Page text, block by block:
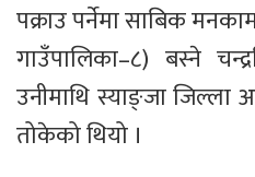
पक्राउ पर्नेमा साबिक
गाउँपालिका–८) बस्ने
उनीमाथि स्याङ्जा
तोकेको थियो ।